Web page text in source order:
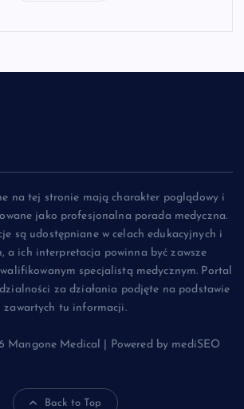
na tej stronie mają charakter poglądowy i
jako profesjonalna porada medyczna.
są udostępniane w celach edukacyjnych i
a ich interpretacja powinna być zawsze
specjalistą medycznym. Portal
za działania podjęte na podstawie
zawartych tu informacji.
Medical | Powered by mediSEO
Back to Top